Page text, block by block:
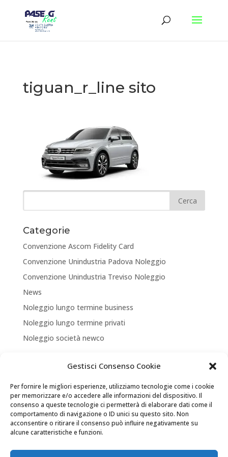
Gestisci Consenso Cookie
Per fornire le migliori esperienze, utilizziamo tecnologie come i cookie
per memorizzare e/o accedere alle informazioni del dispositivo. Il
consenso a queste tecnologie ci permetterà di elaborare dati come il
comportamento di navigazione o ID unici su questo sito. Non
acconsentire o ritirare il consenso può influire negativamente su
alcune caratteristiche e funzioni.
tiguan_r_line sito
Categorie
Convenzione Ascom Fidelity Card
Convenzione Unindustria Padova Noleggio
Convenzione Unindustria Treviso Noleggio
News
Noleggio lungo termine business
Noleggio lungo termine privati
Noleggio società newco
Articoli recenti
ASSICURA LA TUA MOBILITA’
NEW LOCATION + NEW PARTNERSHIP
Convenzione Soci di UNINDUSTRIA PADOVA TREVISO
VENEZIA ROVIGO
Il tuo Partner per Soluzioni di Mobilità